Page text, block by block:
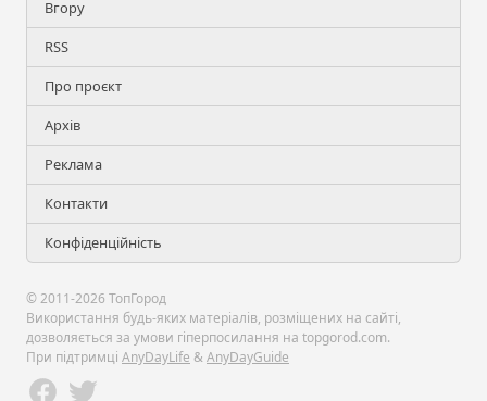
Вгору
RSS
Про проєкт
Архів
Реклама
Контакти
Конфіденційність
© 2011-2026 ТопГород
Використання будь-яких матеріалів, розміщених на сайті,
дозволяється за умови гіперпосилання на topgorod.com.
При підтримці AnyDayLife &AnyDayGuide